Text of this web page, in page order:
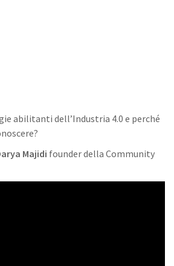
abilitanti dell’Industria 4.0 e perché
Majidi founder della Community